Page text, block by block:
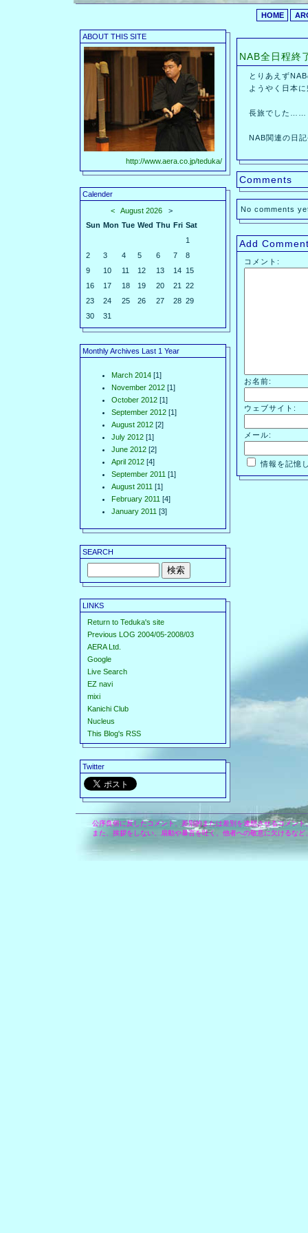
HOME
ABOUT THIS SITE
http://www.aera.co.jp/teduka/
Calender
<
August 2026 >
Sun Mon Tue Wed Thu Fri Sat
1
2
3 4 5 6 7
8
9
10 11 12 13 14 15
16
17 18 19 20 21
22
23
24 25 26 27 28 29
30
31
Monthly Archives Last 1 Year
March 2014 [1]
November 2012 [1]
October 2012 [1]
September 2012 [1]
August 2012 [2]
July 2012 [1]
June 2012 [2]
April 2012 [4]
September 2011 [1]
August 2011 [1]
February 2011 [4]
January 2011 [3]
SEARCH
LINKS
Return to Teduka's site
Previous LOG 2004/05-2008/03
AERA Ltd.
Google
Live Search
EZ navi
mixi
Kanichi Club
Nucleus
This Blog's RSS
Twitter
NAB全日程終
とりあえずNAB
ようやく日本に
長旅でした……
NAB関連の日記
Comments
No comments
Add
コメント:
お名前:
ウェブサイト:
メール:
情報を記憶
公序良俗に反したコメント、差別的または差別を連想させるコメン
また、挨拶をしない、扇動や暴言を吐く、他者への敬意に欠けるな